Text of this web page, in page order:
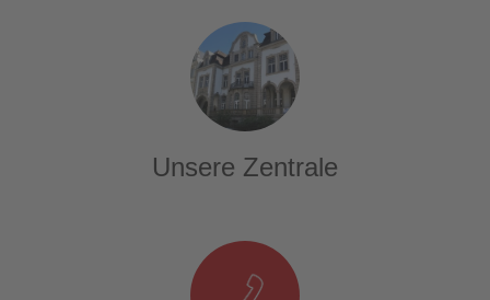
Unsere Zentrale